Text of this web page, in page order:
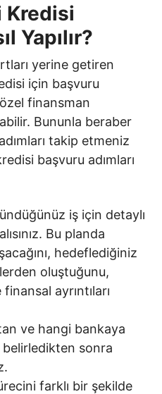
Kredisi
Yapılır?
yerine getiren
için başvuru
finansman
Bununla beraber
takip etmeniz
başvuru adımları
iş için detaylı
Bu planda
hedeflediğiniz
oluştuğunu,
ayrıntıları
ve hangi bankaya
belirledikten sonra
farklı bir şekilde